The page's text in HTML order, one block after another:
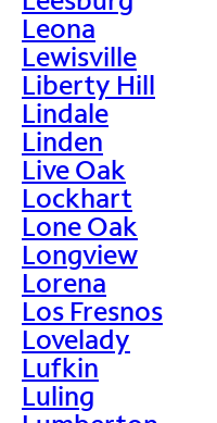
Leona
Lewisville
Liberty Hill
Lindale
Linden
Live Oak
Lockhart
Lone Oak
Longview
Lorena
Los Fresnos
Lovelady
Lufkin
Luling